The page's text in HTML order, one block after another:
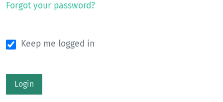
Forgot your password?
Keep me logged in
Login